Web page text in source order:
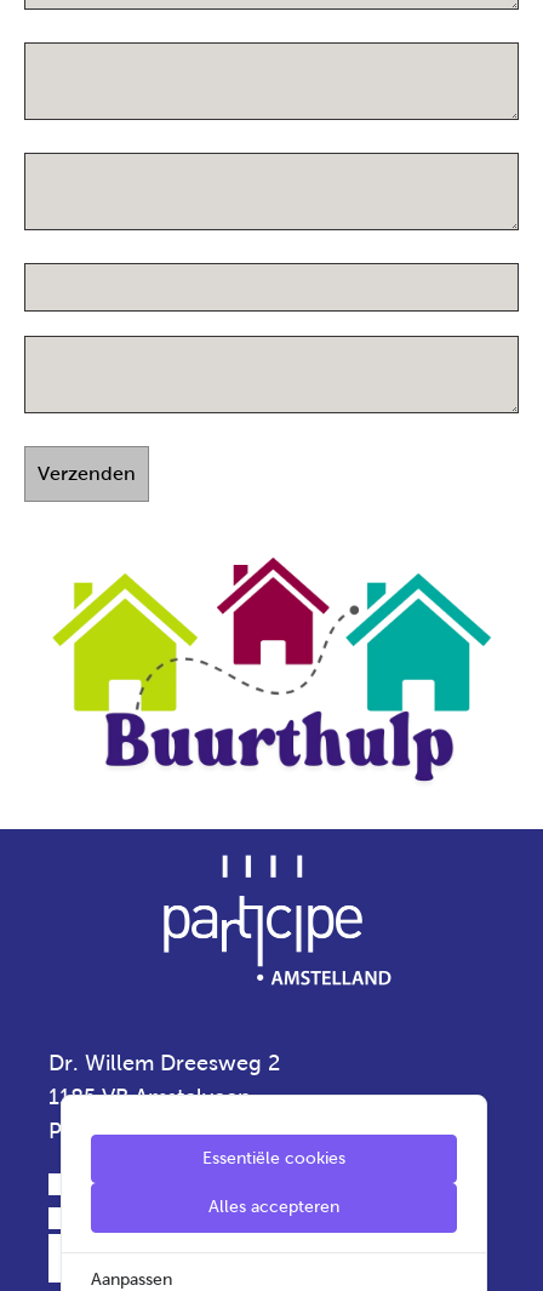
Verzenden
Dr. Willem Dreesweg 2
1185 VB Amstelveen
Privacyverklaring
020 - 5 430 430
info.amstelland@participe.nu
Essentiële cookies
Alles accepteren
Aanpassen